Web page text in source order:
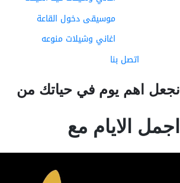
موسيقى دخول القاعة
اغاني وشيلات منوعه
اتصل بنا
اهم يوم في حياتك من
الايام مع